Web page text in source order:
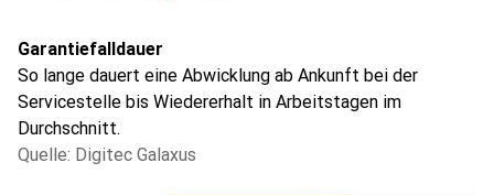
Garantiefalldauer
So lange dauert eine Abwicklung ab Ankunft bei der
Servicestelle bis Wiedererhalt in Arbeitstagen im
Durchschnitt.
Quelle: Digitec Galaxus